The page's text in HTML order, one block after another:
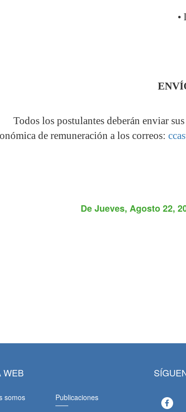
•
Todos los postulantes deberán enviar
de remuneración a los correos:
DeJueves, Agosto 22,
WEB
somos
Publicaciones